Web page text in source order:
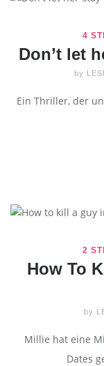
4
Don’t let
by
Ein Thriller, der
2
How To
by
Millie hat eine
Dates